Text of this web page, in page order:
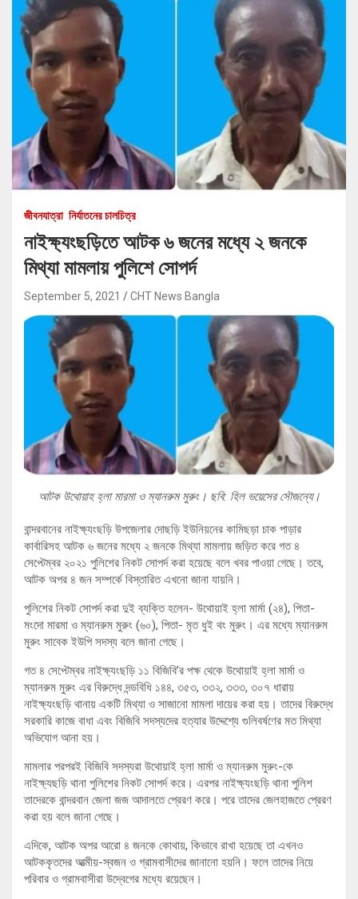
জীবনযাত্রা নির্যাতনের চালচিত্র
নাইক্ষ্যংছড়িতে আটক ৬ জনের মধ্যে ২ জনকে
মিথ্যা মামলায় পুলিশে সোপর্দ
September 5, 2021 CHT News Bangla
আটক উথোয়াহ হ্লা মারমা ও ম্যানরুম মুরুং। ছবি: হিল ভয়েসের সৌজন্যে।
বান্দরবানের নাইক্ষ্যংছড়ি উপজেলার দোছড়ি ইউনিয়নের কামিছড়া চাক পাড়ার
কার্বারিসহ আটক ৬ জনের মধ্যে ২ জনকে মিথ্যা মামলায় জড়িত করে গত ৪
সেপ্টেম্বর ২০২১ পুলিশের নিকট সোপর্দ করা হয়েছে বলে খবর পাওয়া গেছে। তবে,
আটক অপর ৪ জন সম্পর্কে বিস্তারিত এখনো জানা যায়নি।
পুলিশের নিকট সোপর্দ করা দুই ব্যক্তি হলেন- উথোয়াই হ্লা মার্মা (২৪), পিতা-
মংদো মারমা ও ম্যানরুম মুরুং (৬০), পিতা- মৃত ধুই থং মুরুং। এর মধ্যে ম্যানরুম
মুরুং সাবেক ইউপি সদস্য বলে জানা গেছে।
গত ৪ সেপ্টেম্বর নাইক্ষ্যংছড়ি ১১ বিজিবি’র পক্ষ থেকে উথোয়াই হ্লা মার্মা ও
ম্যানরুম মুরুং এর বিরুদ্ধে দন্ডবিধি ১৪৪, ৩৫৩, ৩৩২, ৩৩৩, ৩০৭ ধারায়
নাইক্ষ্যংছড়ি থানায় একটি মিথ্যা ও সাজানো মামলা দায়ের করা হয়। তাদের বিরুদ্ধে
সরকারি কাজে বাধা এবং বিজিবি সদস্যদের হত্যার উদ্দেশ্যে গুলিবর্ষণের মত মিথ্যা
অভিযোগ আনা হয়।
মামলার পরপরই বিজিবি সদস্যরা উথোয়াই হ্লা মার্মা ও ম্যানরুম মুরুং-কে
নাইক্ষ্যছড়ি থানা পুলিশের নিকট সোপর্দ করে। এরপর নাইক্ষ্যংছড়ি থানা পুলিশ
তাদেরকে বান্দরবান জেলা জজ আদালতে প্রেরণ করে। পরে তাদের জেলহাজতে প্রেরণ
করা হয় বলে জানা গেছে।
এদিকে, আটক অপর আরো ৪ জনকে কোথায়, কিভাবে রাখা হয়েছে তা এখনও
আটককৃতদের আত্মীয়-স্বজন ও গ্রামবাসীদের জানানো হয়নি। ফলে তাদের নিয়ে
পরিবার ও গ্রামবাসীরা উদ্বেগের মধ্যে রয়েছেন।